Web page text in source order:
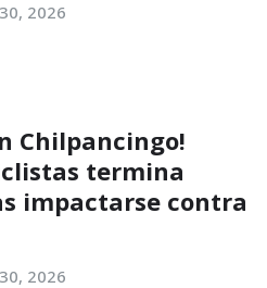
2026
Chilpancingo!
termina
impactarse contra
2026